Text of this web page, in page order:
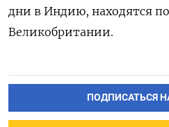
дни в Индию, находятся
Великобритании.
ПОДПИСАТЬСЯ